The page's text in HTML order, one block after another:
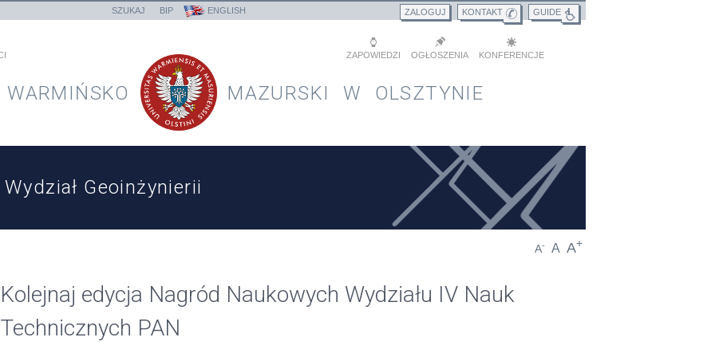
SZUKAJ BIP ENGLISH GUIDE
KONTAKT
ZALOGUJ
KONFERENCJE
OGŁOSZENIA
ZAPOWIEDZI
WARMIŃSKO MAZURSKI W OLSZTYNIE
Wydział Geoinżynierii
A- A A+
Kolejnaj edycja Nagród Naukowych Wydziału IV Nauk
Technicznych PAN